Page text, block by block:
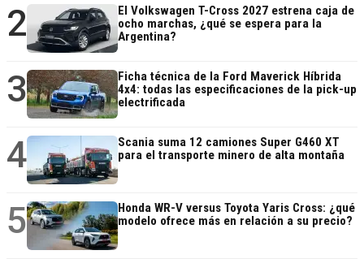
2
El Volkswagen T-Cross 2027 estrena caja de
ocho marchas, ¿qué se espera para la
Argentina?
3
Ficha técnica de la Ford Maverick Híbrida
4x4: todas las especificaciones de la pick-up
electrificada
4
Scania suma 12 camiones Super G460 XT
para el transporte minero de alta montaña
5
Honda WR-V versus Toyota Yaris Cross: ¿qué
modelo ofrece más en relación a su precio?